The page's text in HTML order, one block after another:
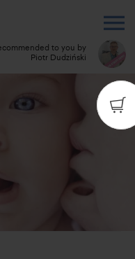
to you by
Piotr Dudziński